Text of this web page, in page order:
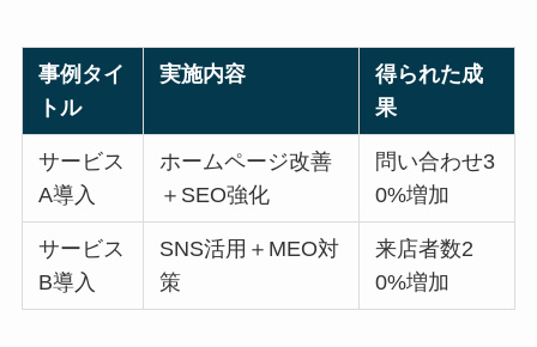
事例タイ
トル
実施内容
得られた成
果
サービス
A導入
ホームページ改善
＋SEO強化
問い合わせ3
0%増加
サービス
B導入
SNS活用＋MEO対
策
来店者数2
0%増加